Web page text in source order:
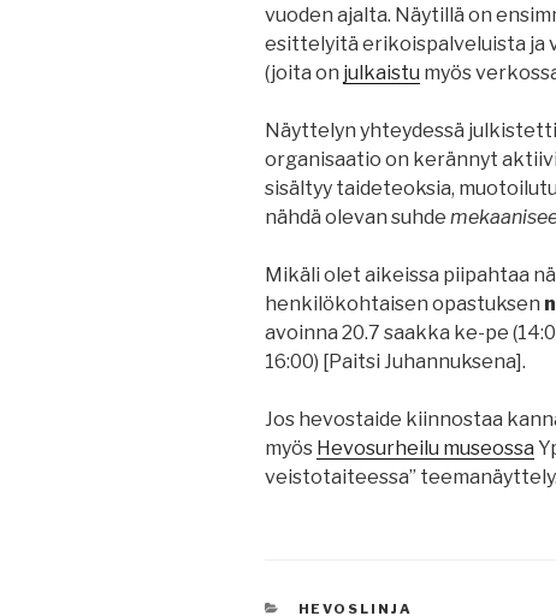
vuoden ajalta. Näytillä on
esittelyitä erikoispalveluista ja
(joita on julkaistu myös
Näyttelyn yhteydessä
organisaatio on kerännyt
sisältyy taideteoksia,
nähdä olevan suhde
Mikäli olet aikeissa piipahtaa
henkilökohtaisen opastuksen
avoinna 20.7 saakka ke-pe
16:00) [Paitsi Juhannuksena].
Jos hevostaide kiinnostaa
myös Hevosurheilu museossa
veistotaiteessa” teemanäyttely.
CATEGORIES
HEVOSLINJA